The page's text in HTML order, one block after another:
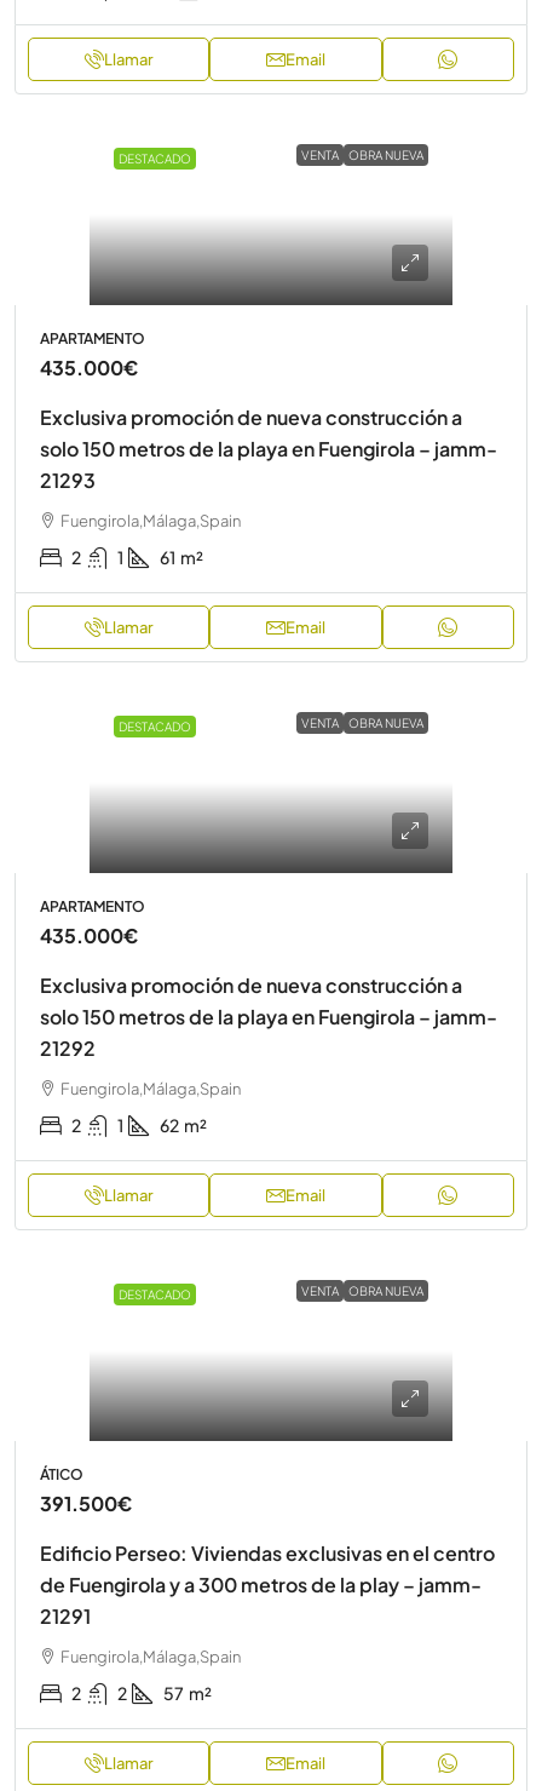
Llamar Email
DESTACADO VENTA OBRA NUEVA
APARTAMENTO
435.000€
Exclusiva promoción de nueva construcción a
solo 150 metros de la playa en Fuengirola – jamm-
21293
Fuengirola,Málaga,Spain
2 1 61 m²
Llamar Email
DESTACADO VENTA OBRA NUEVA
APARTAMENTO
435.000€
Exclusiva promoción de nueva construcción a
solo 150 metros de la playa en Fuengirola – jamm-
21292
Fuengirola,Málaga,Spain
2 1 62 m²
Llamar Email
DESTACADO VENTA OBRA NUEVA
ÁTICO
391.500€
Edificio Perseo: Viviendas exclusivas en el centro
de Fuengirola y a 300 metros de la play – jamm-
21291
Fuengirola,Málaga,Spain
2 2 57 m²
Llamar Email